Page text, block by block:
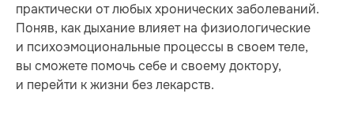
практически от любых хронических заболеваний.
Поняв, как дыхание влияет на физиологические
и психоэмоциональные процессы в своем теле,
вы сможете помочь себе и своему доктору,
и перейти к жизни без лекарств.